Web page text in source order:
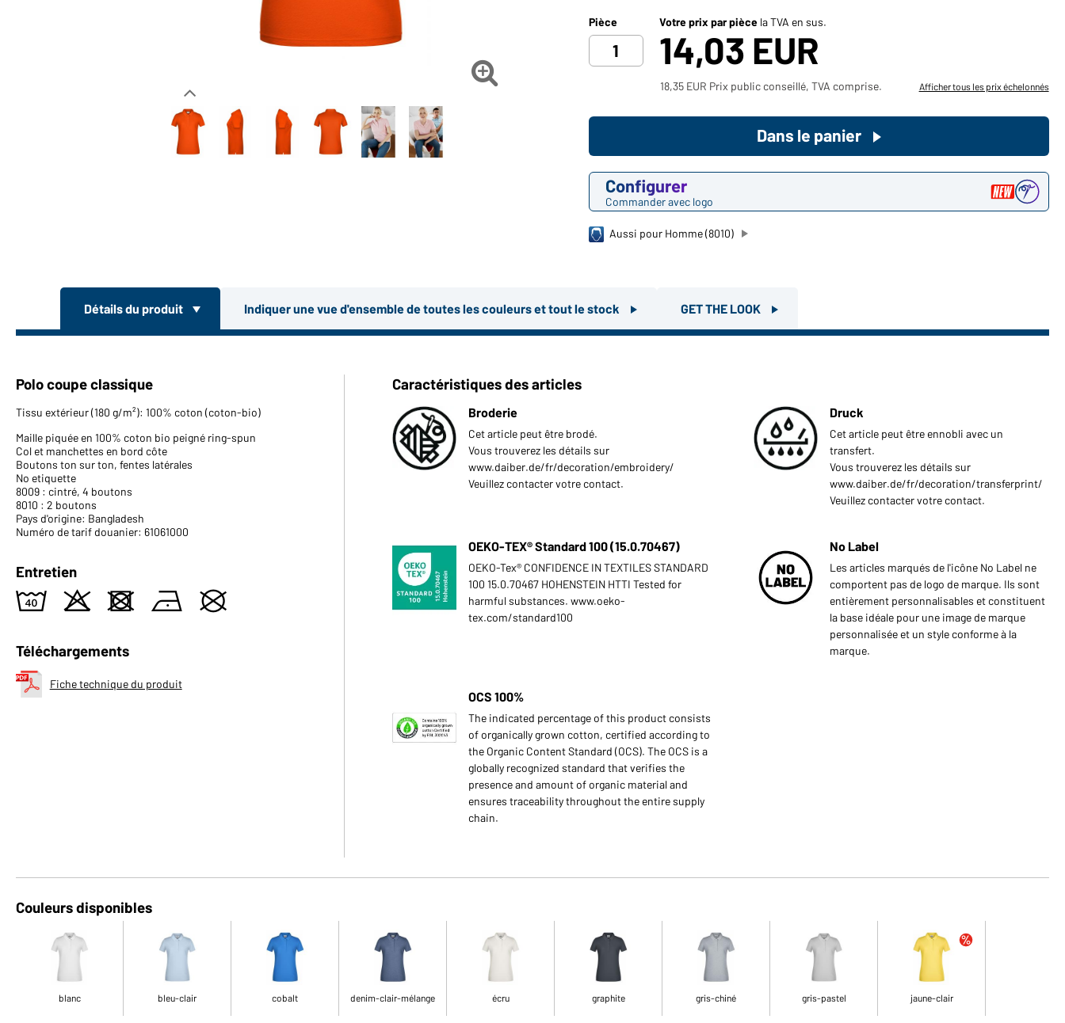
produits pour votre besoin privé?

Pièce Votre prix par pièce la TVA en sus.
14,03 EUR
18,35 EUR Prix public conseillé, TVA comprise. Afficher tous les prix échelonnés
Configurer
Commander avec logo
Dans le panier
Aussi pour Homme (8010)
Détails du produit Indiquer une vue d'ensemble de toutes les couleurs et tout le stock GET THE LOOK
Polo coupe classique
Tissu extérieur (180 g/m²): 100% coton (coton-bio)
Maille piquée en 100% coton bio peigné ring-spun
Col et manchettes en bord côte
Boutons ton sur ton, fentes latérales
No etiquette
8009 : cintré, 4 boutons
8010 : 2 boutons
Pays d'origine: Bangladesh
Numéro de tarif douanier: 61061000
Entretien
8 o d n U
Téléchargements
Fiche technique du produit
Caractéristiques des articles
Broderie
Cet article peut être brodé.
Vous trouverez les détails sur
www.daiber.de/fr/decoration/embroidery/
Veuillez contacter votre contact.
Druck
Cet article peut être ennobli avec un
transfert.
Vous trouverez les détails sur
www.daiber.de/fr/decoration/transferprint/
Veuillez contacter votre contact.
OEKO-TEX® Standard 100 (15.0.70467)
OEKO-Tex® CONFIDENCE IN TEXTILES STANDARD
100 15.0.70467 HOHENSTEIN HTTI Tested for
harmful substances. www.oeko-
tex.com/standard100
No Label
Les articles marqués de l'icône No Label ne
comportent pas de logo de marque. Ils sont
entièrement personnalisables et constituent
la base idéale pour une image de marque
personnalisée et un style conforme à la
marque.
OCS 100%
The indicated percentage of this product consists
of organically grown cotton, certified according to
the Organic Content Standard (OCS). The OCS is a
globally recognized standard that verifies the
presence and amount of organic material and
ensures traceability throughout the entire supply
chain.
Couleurs disponibles
blanc bleu-clair cobalt denim-clair-mélange écru graphite gris-chiné gris-pastel jaune-clair